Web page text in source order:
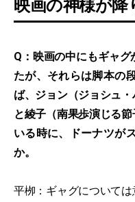
映画の神様が降
Q：映画の中にもギャ
たが、それらは脚本の
ば、ジョン（ジョシュ・
と綾子（南果歩演じる
いる時に、ドーナツが
か。
平栁：ギャグについて